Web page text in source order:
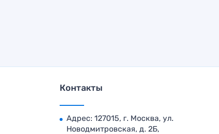
Контакты
Адрес: 127015, г. Москва, ул.
Новодмитровская, д. 2Б,